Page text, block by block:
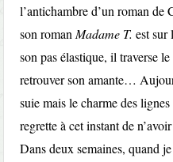
l’antichambre d’un roman de
son roman Madame T. est sur
son pas élastique, il traverse
retrouver son amante…
suie mais le charme des
regrette à cet instant de
Dans deux semaines, quand